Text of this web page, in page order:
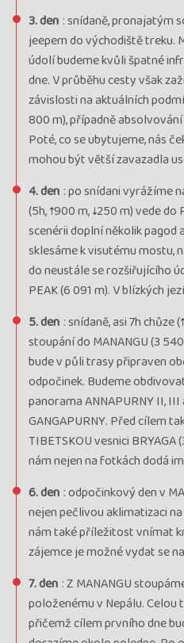
3. den : snídaně, pronajatým
jeepem do východiště treku.
údolí budeme kvůli špatné
dne. V průběhu cesty však
závislosti na aktuálních
800 m), případně
Poté, co se ubytujeme, nás
mohou být větší zavazadla
4. den : po snídani vyrážíme
(5h, ↑900 m, ↓250 m) vede do
scenérii doplní několik pagod
sklesáme k visutému mostu,
do neustále se rozšiřujícího
PEAK (6 091 m). V blízkých
5. den : snídaně, asi 7h chůze
stoupání do MANANGU (3
bude v půli trasy připraven
odpočinek. Budeme
panorama ANNAPURNY II,
GANGAPURNY. Před cílem
TIBETSKOU vesnici
nám nejen na fotkách dodá
6. den : odpočinkový den v
nejen pečlivou aklimatizaci
nám také příležitost vnímat
zájemce je možné vydat se
7. den : Z MANANGU
položenému v Nepálu. Celou
přičemž cílem prvního dne